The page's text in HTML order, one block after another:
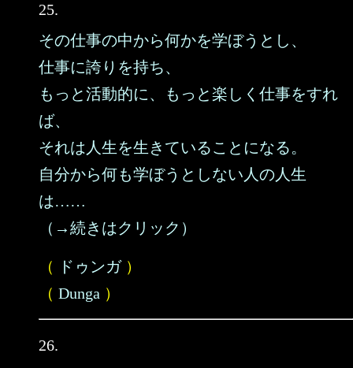
25.
その仕事の中から何かを学ぼうとし、
仕事に誇りを持ち、
もっと活動的に、もっと楽しく仕事をすれ
ば、
それは人生を生きていることになる。
自分から何も学ぼうとしない人の人生
は……
（→続きはクリック）
（ ドゥンガ）
（ Dunga ）
26.